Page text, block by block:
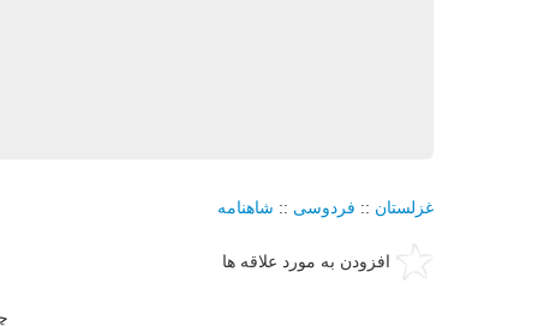
غزلستان :: فردوسی :: شاهنامه
افزودن به مورد علاقه ها